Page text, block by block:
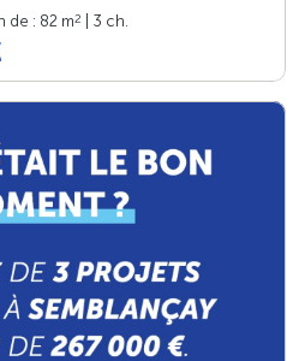
de : 82 m2
| 3 ch.